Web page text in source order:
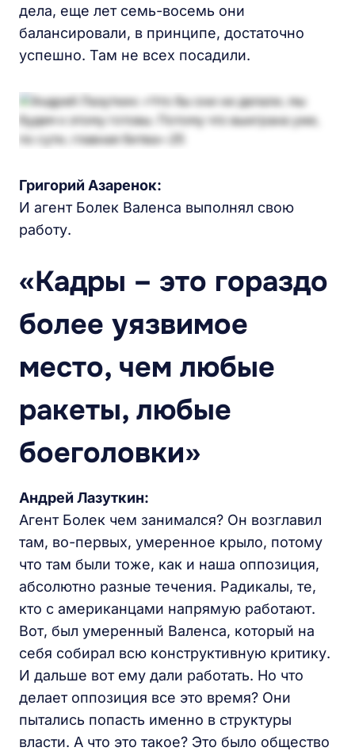
дела, еще лет семь-восемь они
балансировали, в принципе, достаточно
успешно. Там не всех посадили.
Григорий Азаренок:
И агент Болек Валенса выполнял свою
работу.
«Кадры – это гораздо
более уязвимое
место, чем любые
ракеты, любые
боеголовки»
Андрей Лазуткин:
Агент Болек чем занимался? Он возглавил
там, во-первых, умеренное крыло, потому
что там были тоже, как и наша оппозиция,
абсолютно разные течения. Радикалы, те,
кто с американцами напрямую работают.
Вот, был умеренный Валенса, который на
себя собирал всю конструктивную критику.
И дальше вот ему дали работать. Но что
делает оппозиция все это время? Они
пытались попасть именно в структуры
власти. А что это такое? Это было общество